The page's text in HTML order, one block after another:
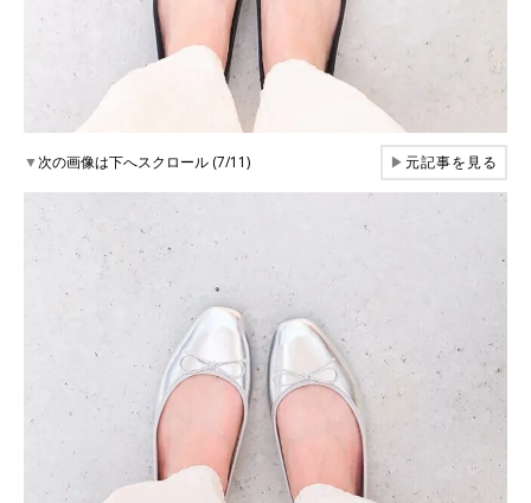
▼次の画像は下へスクロール (7/11) ▶元記事を見る